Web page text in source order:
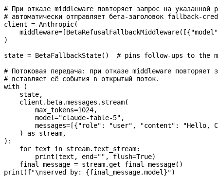
# При отказе middleware повторяет запрос на указанной
# автоматически отправляет бета-заголовок fallback-
client = Anthropic(
    middleware
= [BetaRefusalFallbackMiddleware([{"model"
)
state = BetaFallbackState() # pins follow-ups to the
# Потоковая передача: при отказе middleware повторяет
# вставляет её события в открытый поток.
with (
    state,
    client.beta.messages.stream(
        max_tokens
=1024,
        model
="claude-fable-5" ,
        messages
= [{"role" : "user" , "content" :
"Hello,
    )
as stream,
):
    for
text in stream.text_stream:
        print
(text, end="" , flush=True)
    final_message
= stream.get_final_message()
print (f"\nserved by: {final_message.model}")